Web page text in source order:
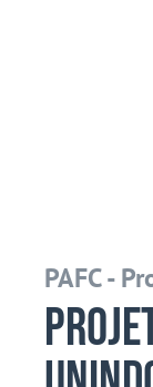
PAFC -